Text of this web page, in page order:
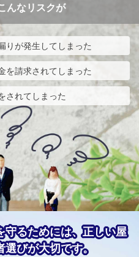
んなリスクが
りが発生してしまった
を請求されてしまった
されてしまった
守るためには、正しい屋
びが大切です。